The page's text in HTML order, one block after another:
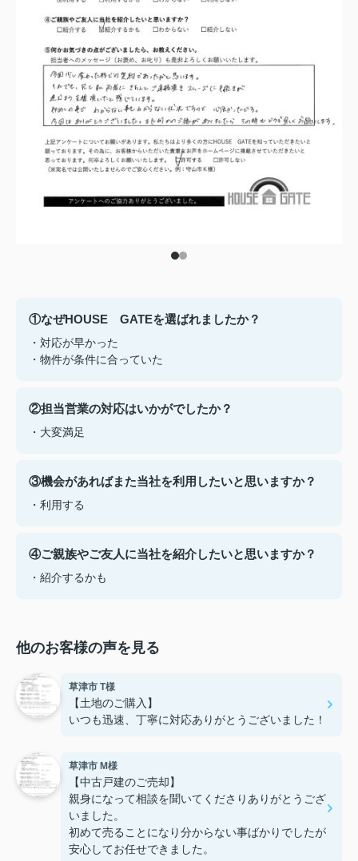
①なぜHOUSE GATEを選ばれましたか？
・対応が早かった
・物件が条件に合っていた
②担当営業の対応はいかがでしたか？
・大変満足
③機会があればまた当社を利用したいと思いますか？
・利用する
④ご親族やご友人に当社を紹介したいと思いますか？
・紹介するかも
他のお客様の声を見る
草津市 T様
【土地のご購入】
いつも迅速、丁寧に対応ありがとうございました！
草津市 M様
【中古戸建のご売却】
親身になって相談を聞いてくださりありがとうござ
いました。
初めて売ることになり分からない事ばかりでしたが
安心してお任せできました。